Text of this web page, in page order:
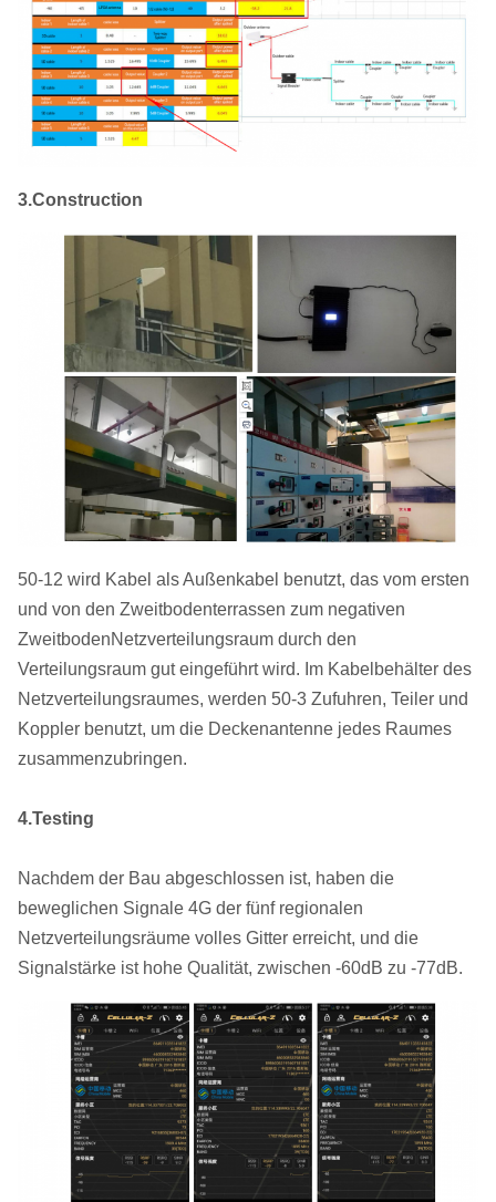
3.Construction
50-12 wird Kabel als Außenkabel benutzt, das vom ersten
und von den Zweitbodenterrassen zum negativen
ZweitbodenNetzverteilungsraum durch den
Verteilungsraum gut eingeführt wird. Im Kabelbehälter des
Netzverteilungsraumes, werden 50-3 Zufuhren, Teiler und
Koppler benutzt, um die Deckenantenne jedes Raumes
zusammenzubringen.
4.Testing
Nachdem der Bau abgeschlossen ist, haben die
beweglichen Signale 4G der fünf regionalen
Netzverteilungsräume volles Gitter erreicht, und die
Signalstärke ist hohe Qualität, zwischen -60dB zu -77dB.